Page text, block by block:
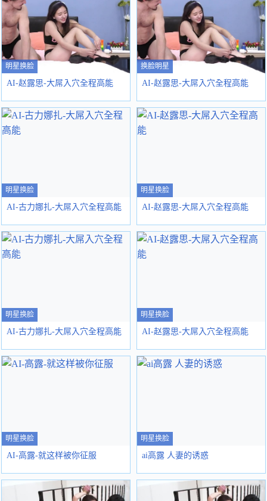
明星换脸
AI-赵露思-大屌入穴全程高能
换脸明星
AI-赵露思-大屌入穴全程高能
明星换脸
AI-古力娜扎-大屌入穴全程高能
明星换脸
AI-赵露思-大屌入穴全程高能
明星换脸
AI-古力娜扎-大屌入穴全程高能
明星换脸
AI-赵露思-大屌入穴全程高能
明星换脸
AI-高露-就这样被你征服
明星换脸
ai高露 人妻的诱惑